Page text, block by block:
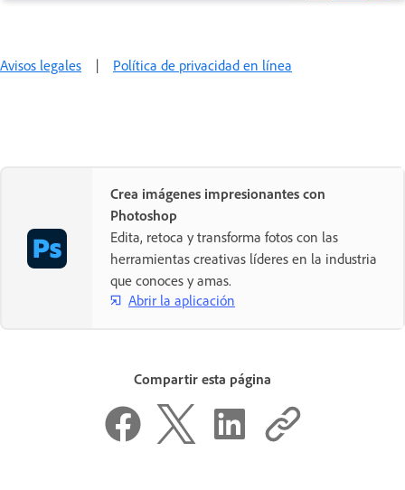
Avisos legales | Política de privacidad en línea
Crea imágenes impresionantes con
Photoshop
Edita, retoca y transforma fotos con las
herramientas creativas líderes en la industria
que conoces y amas.
Abrir la aplicación
Compartir esta página